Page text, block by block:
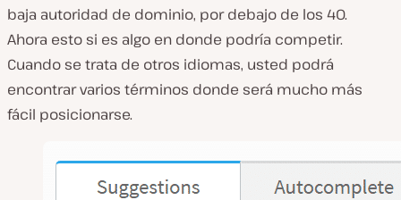
baja autoridad de dominio, por debajo de los 40.
Ahora esto si es algo en donde podría competir.
Cuando se trata de otros idiomas, usted podrá
encontrar varios términos donde será mucho más
fácil posicionarse.